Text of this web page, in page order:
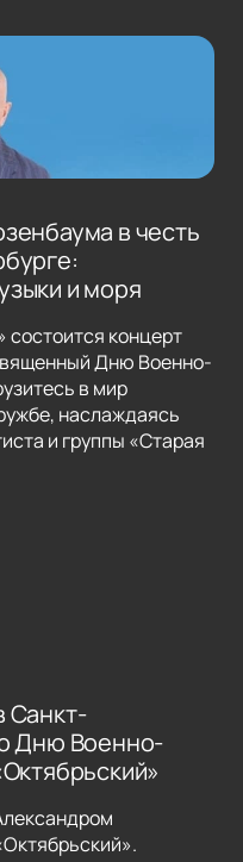
в честь
и моря
концерт
Дню Военно-
в мир
наслаждаясь
и группы «Старая
Санкт-
Дню Военно-